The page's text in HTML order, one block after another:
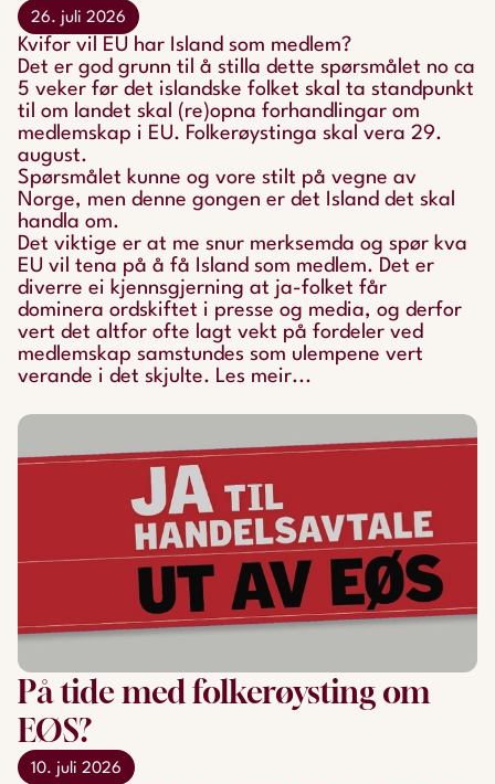
26. juli 2026
Kvifor vil EU har Island som medlem?
Det er god grunn til å stilla dette spørsmålet no ca
5 veker før det islandske folket skal ta standpunkt
til om landet skal (re)opna forhandlingar om
medlemskap i EU. Folkerøystinga skal vera 29.
august.
Spørsmålet kunne og vore stilt på vegne av
Norge, men denne gongen er det Island det skal
handla om.
Det viktige er at me snur merksemda og spør kva
EU vil tena på å få Island som medlem. Det er
diverre ei kjennsgjerning at ja-folket får
dominera ordskiftet i presse og media, og derfor
vert det altfor ofte lagt vekt på fordeler ved
medlemskap samstundes som ulempene vert
verande i det skjulte. Les meir...
På tide med folkerøysting om
EØS?
10. juli 2026